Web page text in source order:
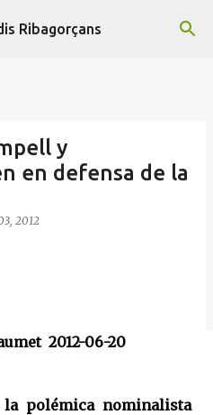
principal
Ribagorçans
y
en defensa de la
2012
2012-06-20
la polémica nominalista